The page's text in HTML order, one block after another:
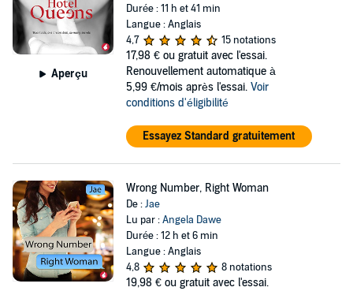
Aperçu
Durée : 11 h et 41 min
Langue : Anglais
4,7
15 notations
17,98 € ou gratuit avec l'essai.
Renouvellement automatique à
5,99 €/mois après l'essai. Voir
conditions d'éligibilité
Essayez Standard gratuitement
Wrong Number, Right Woman
De :Jae
Lu par :Angela Dawe
Durée : 12 h et 6 min
Langue : Anglais
4,8
8 notations
19,98 € ou gratuit avec l'essai.